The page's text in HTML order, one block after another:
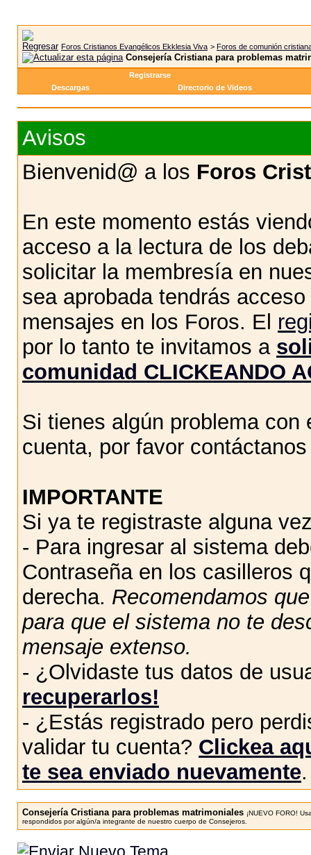
Foros Cristianos Evangélicos Ekklesia Viva > Foros de comunión
Consejería Cristiana para problemas
Registrarse
Descargas
Directorio de Videos
Avisos
Bienvenid@ a los Foros
En este momento estás
acceso a la lectura de los
solicitar la membresía en
sea aprobada tendrás
mensajes en los Foros. El
por lo tanto te invitamos a
comunidad CLICKEANDO
Si tienes algún problema
cuenta, por favor
IMPORTANTE
Si ya te registraste alguna
- Para ingresar al sistema
Contraseña en los casilleros
derecha. Recomendamos
para que el sistema no te
mensaje extenso.
- ¿Olvidaste tus datos de
recuperarlos!
- ¿Estás registrado pero
validar tu cuenta? Clickea
te sea enviado nuevamente.
Consejería Cristiana para problemas matrimoniales ¡NUEVO FORO!
respondidos por algún/a integrante de nuestro cuerpo de Consejeros.